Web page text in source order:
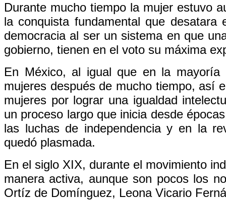
Durante mucho tiempo la mujer estuvo
la conquista fundamental que
democracia al ser un sistema en que
gobierno, tienen en el voto su máxima
En México, al igual que en la
mujeres después de mucho tiempo, así
mujeres por lograr una igualdad
un proceso largo que inicia desde
las luchas de independencia y en la
quedó plasmada.
En el siglo XIX, durante el movimiento
manera activa, aunque son pocos los
Ortíz de Domínguez, Leona Vicario